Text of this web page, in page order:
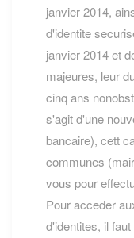
janvier 2014,
d'identite
janvier 2014 et
majeures, leur
cinq ans
s'agit d'une
bancaire), cett
communes
vous pour
Pour acceder
d'identites, il